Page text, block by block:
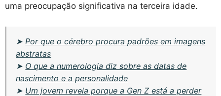
uma preocupação significativa na terceira idade.
➤ Por que o cérebro procura padrões em imagens
abstratas
➤ O que a numerologia diz sobre as datas de
nascimento e a personalidade
➤ Um jovem revela porque a Gen Z está a perder